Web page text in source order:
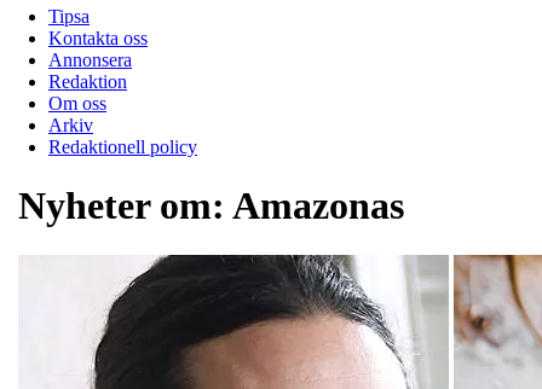
Tipsa
Kontakta oss
Annonsera
Redaktion
Om oss
Arkiv
Redaktionell policy
Nyheter om: Amazonas